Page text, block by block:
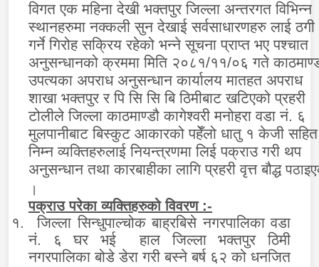
विगत एक महिना देखी भक्तपुर जिल्ला अन्तरगत विभिन्न
स्थानहरुमा नक्कली सुन देखाई सर्वसाधारणहरु लाई ठगी
गर्ने गिरोह सक्रिय रहेको भन्ने सूचना प्राप्त भए पश्चात
अनुसन्धानको क्रममा मिति २०८१/११/०६ गते
उपत्यका अपराध अनुसन्धान कार्यालय मातहत अपराध
शाखा भक्तपुर र पि सि सि बि ठिमीबाट खटिएको प्रहरी
टोलीले जिल्ला काठमाण्डौ कागेश्वरी मनोहरा वडा नं. ६
मुलपानीबाट बिस्कुट आकारको पहेँलो धातु १ केजी सहित
निम्न व्यक्तिहरुलाई नियन्त्रणमा लिई पक्राउ गरी थप
अनुसन्धान तथा कारबाहीका लागि प्रहरी वृत्त बौद्ध
।
पक्राउ परेका व्यक्तिहरुको विवरण :-
१.
जिल्ला सिन्धुपाल्चोक बाह्रबिसे नगरपालिका वडा
नं. ६ घर भई हाल जिल्ला भक्तपुर ठिमी
नगरपालिका बोडे डेरा गरी बस्ने बर्ष ६२ को धनजित